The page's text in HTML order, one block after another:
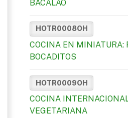
BACALAO
HOTR0008OH
COCINA EN MINIATURA:
BOCADITOS
HOTR0009OH
COCINA
VEGETARIANA